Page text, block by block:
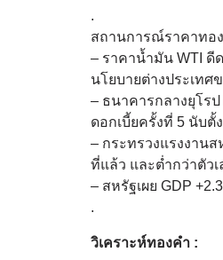
.
สถานการณ์ราคาทอ
– ราคาน้ำมัน WTI ดี
นโยบายต่างประเท
– ธนาคารกลางยุโร
ดอกเบี้ยครั้งที่ 5 นับตั้
– กระทรวงแรงงานส
ที่แล้ว และต่ำกว่าตัว
– สหรัฐเผย GDP
.
วิเคราะห์ทองคำ :